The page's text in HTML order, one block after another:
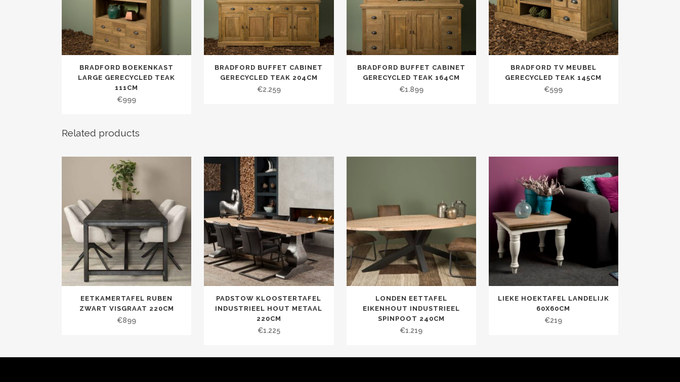
BRADFORD BOEKENKAST
LARGE GERECYCLED TEAK
111CM
€999
BRADFORD BUFFET CABINET
GERECYCLED TEAK 204CM
€2.259
BRADFORD BUFFET CABINET
GERECYCLED TEAK 164CM
€1.899
BRADFORD TV MEUBEL
GERECYCLED TEAK 145CM
€599
Related products
EETKAMERTAFEL RUBEN
ZWART VISGRAAT 220CM
€899
PADSTOW KLOOSTERTAFEL
INDUSTRIEEL HOUT METAAL
220CM
€1.225
LONDEN EETTAFEL
EIKENHOUT INDUSTRIEEL
SPINPOOT 240CM
€1.219
LIEKE HOEKTAFEL LANDELIJK
60X60CM
€219